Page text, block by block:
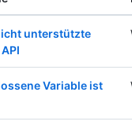
unterstützte
Variable ist